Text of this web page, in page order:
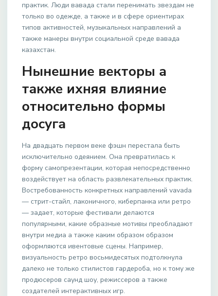
практик. Люди вавада стали перенимать звездам не
только во одежде, а также и в сфере ориентирах
типов активностей, музыкальных направлений а
также манеры внутри социальной среде вавада
казахстан.
Нынешние векторы а
также ихняя влияние
относительно формы
досуга
На двадцать первом веке фэшн перестала быть
исключительно одеянием. Она превратилась к
форму самопрезентации, которая непосредственно
воздействует на область развлекательных практик.
Востребованность конкретных направлений vavada
— стрит-стайл, лаконичного, киберпанка или ретро
— задает, которые фестивали делаются
популярными, какие образные мотивы преобладают
внутри медиа а также каким образом образом
оформляются ивентовые сцены. Например,
визуальность ретро восьмидесятых подтолкнула
далеко не только стилистов гардероба, но к тому же
продюсеров саунд шоу, режиссеров а также
создателей интерактивных игр.